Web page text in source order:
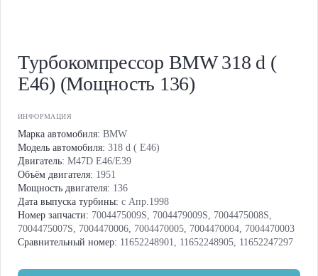
Турбокомпрессор BMW 318 d (
E46) (Мощность 136)
ИНФОРМАЦИЯ
Марка автомобиля: BMW
Модель автомобиля: 318 d ( E46)
Двигатель: M47D E46/E39
Объём двигателя: 1951
Мощность двигателя: 136
Дата выпуска турбины: с Апр.1998
Номер запчасти: 7004475009S, 7004479009S, 7004475008S,
7004475007S, 7004470006, 7004470005, 7004470004, 7004470003
Сравнительный номер: 11652248901, 11652248905, 11652247297